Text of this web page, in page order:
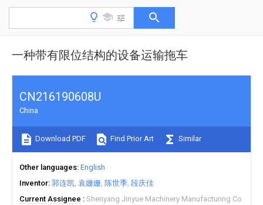
一种带有限位结构的设备运输拖车
CN216190608U
China
Download PDF Find Prior Art Similar
Other languages English
Inventor 郭连凯 袁姗姗 陈世季 段庆佳
Current Assignee
Shenyang Jinyue Machinery Manufacturing Co